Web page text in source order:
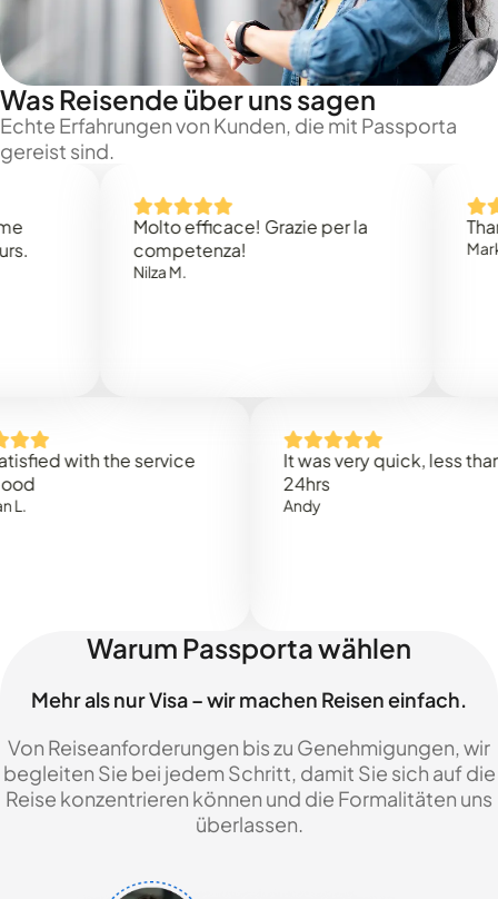
Was Reisende über uns sagen
Echte Erfahrungen von Kunden, die mit Passporta
gereist sind.
Molto efficace! Grazie per la
competenza!
Nilza M.
Thank
Mark N.
with the service
It was very quick, less than
Warum Passporta wählen
Mehr als nur Visa – wir machen Reisen einfach.
Von Reiseanforderungen bis zu Genehmigungen, wir
begleiten Sie bei jedem Schritt, damit Sie sich auf die
Reise konzentrieren können und die Formalitäten uns
überlassen.